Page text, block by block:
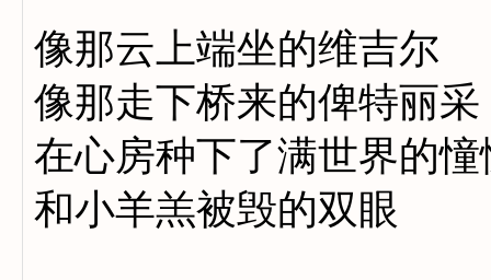
像那云上端坐的维吉尔
像那走下桥来的俾特丽采
在心房种下了满世界的憧
和小羊羔被毁的双眼